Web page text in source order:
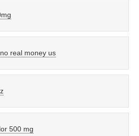
real money us
500 mg